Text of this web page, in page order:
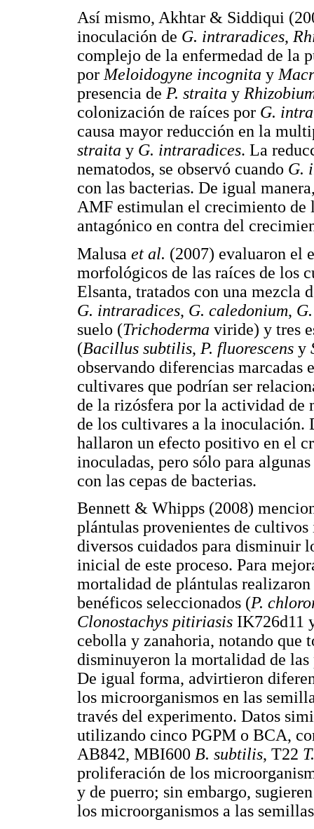
Así mismo, Akhtar & Siddiqui
inoculación de G. intraradices,
complejo de la enfermedad de la
porMeloidogyne incognita y
presencia de P. straita y
colonización de raíces por G.
causa mayor reducción en la
straita y G. intraradices. La
nematodos, se observó cuando G.
con las bacterias. De igual
AMF estimulan el crecimiento de
antagónico en contra del
Malusa et al. (2007) evaluaron el
morfológicos de las raíces de los
Elsanta, tratados con una mezcla
G. intraradices, G. caledonium,
suelo (Trichoderma viride) y tres
(Bacillus subtilis, P. fluorescens y
observando diferencias marcadas
cultivares que podrían ser
de la rizósfera por la actividad de
de los cultivares a la
hallaron un efecto positivo en el
inoculadas, pero sólo para
con las cepas de bacterias.
Bennett & Whipps (2008)
plántulas provenientes de
diversos cuidados para disminuir
inicial de este proceso. Para
mortalidad de plántulas
benéficos seleccionados (P.
Clonostachys pitiriasis IK726d11
cebolla y zanahoria, notando que
disminuyeron la mortalidad de
De igual forma, advirtieron
los microorganismos en las
través del experimento. Datos
utilizando cinco PGPM o BCA,
AB842, MBI600 B. subtilis, T22
proliferación de los
y de puerro; sin embargo,
los microorganismos a las